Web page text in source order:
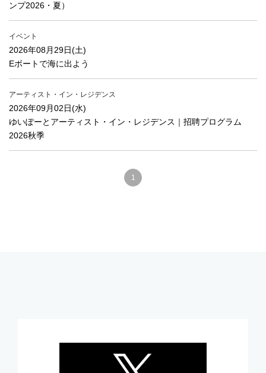
ンプ2026・夏）
イベント
2026年08月29日(土)
Eボートで海に出よう
アーティスト・イン・レジデンス
2026年09月02日(水)
ゆいぽーとアーティスト・イン・レジデンス｜招聘プログラム
2026秋季
1